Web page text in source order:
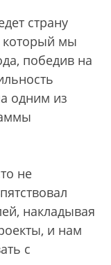
страну
который мы
победив на
одним из
не
накладывая
и нам
с